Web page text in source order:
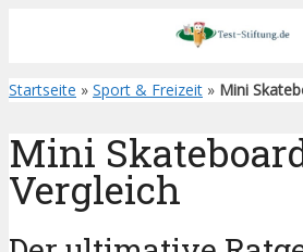
Startseite » Sport & Freizeit » Mini
Mini
Vergleich